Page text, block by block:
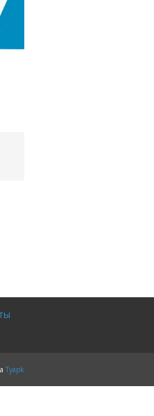
Tyapk